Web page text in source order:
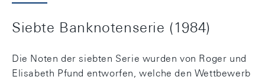
Siebte Banknotenserie (1984)
Die Noten der siebten Serie wurden von Roger und
Elisabeth Pfund entworfen, welche den Wettbewerb